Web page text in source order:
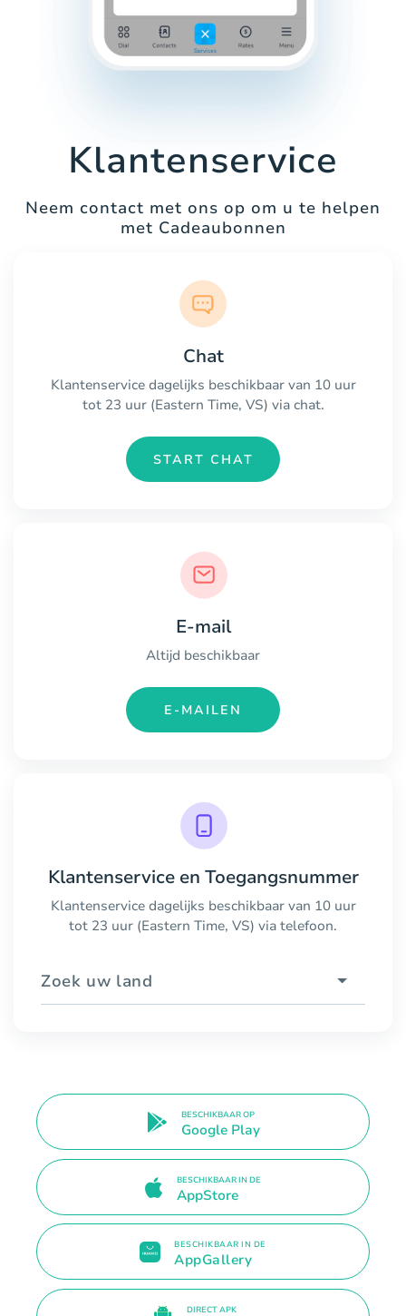
Klantenservice
Neem contact met ons op om u te helpen
met Cadeaubonnen
Chat
Klantenservice dagelijks beschikbaar van 10 uur
tot 23 uur (Eastern Time, VS) via chat.
START CHAT
E-mail
Altijd beschikbaar
E-MAILEN
Klantenservice en Toegangsnummer
Klantenservice dagelijks beschikbaar van 10 uur
tot 23 uur (Eastern Time, VS) via telefoon.
Zoek uw land
BESCHIKBAAR OP
Google Play
BESCHIKBAAR IN DE
AppStore
BESCHIKBAAR IN DE
AppGallery
DIRECT APK